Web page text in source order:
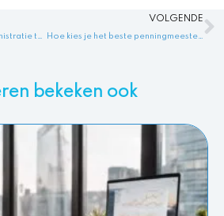
VOLGENDE
Hoe kies je het beste penningmeester boekhoudprogramma voor jouw vereniging?
bekeken ook